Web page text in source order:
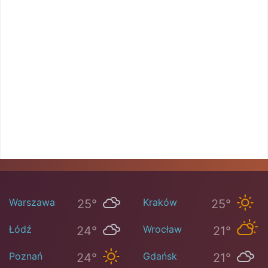
Warszawa 25° Kraków 25°
Łódź 24° Wrocław 21°
Poznań 24° Gdańsk 21°